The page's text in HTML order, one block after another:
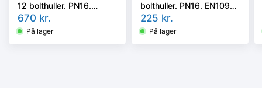
12 bolthuller. PN16.
EN1092-1/11, P250GH
670 kr.
På lager
bolthuller. PN16. EN1092-
1/11 P250GH
225 kr.
På lager